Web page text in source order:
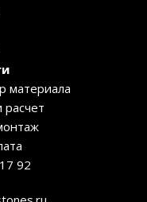
материала
92